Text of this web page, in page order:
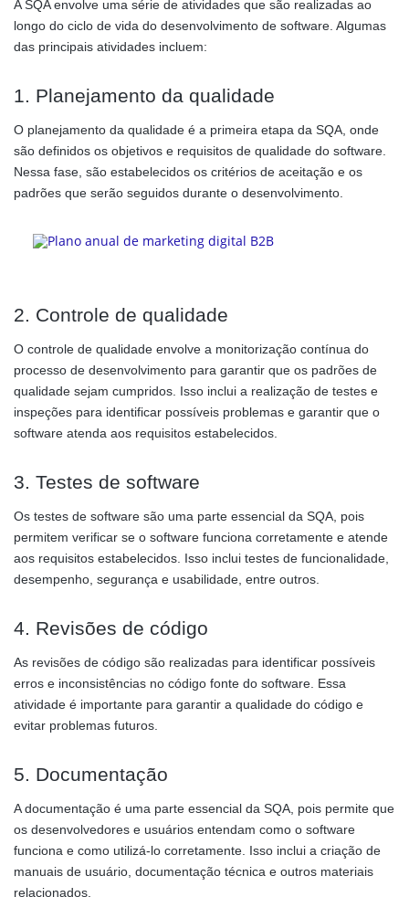
A SQA envolve uma série de atividades que são realizadas ao
longo do ciclo de vida do desenvolvimento de software. Algumas
das principais atividades incluem:
1. Planejamento da qualidade
O planejamento da qualidade é a primeira etapa da SQA, onde
são definidos os objetivos e requisitos de qualidade do software.
Nessa fase, são estabelecidos os critérios de aceitação e os
padrões que serão seguidos durante o desenvolvimento.
2. Controle de qualidade
O controle de qualidade envolve a monitorização contínua do
processo de desenvolvimento para garantir que os padrões de
qualidade sejam cumpridos. Isso inclui a realização de testes e
inspeções para identificar possíveis problemas e garantir que o
software atenda aos requisitos estabelecidos.
3. Testes de software
Os testes de software são uma parte essencial da SQA, pois
permitem verificar se o software funciona corretamente e atende
aos requisitos estabelecidos. Isso inclui testes de funcionalidade,
desempenho, segurança e usabilidade, entre outros.
4. Revisões de código
As revisões de código são realizadas para identificar possíveis
erros e inconsistências no código fonte do software. Essa
atividade é importante para garantir a qualidade do código e
evitar problemas futuros.
5. Documentação
A documentação é uma parte essencial da SQA, pois permite que
os desenvolvedores e usuários entendam como o software
funciona e como utilizá-lo corretamente. Isso inclui a criação de
manuais de usuário, documentação técnica e outros materiais
relacionados.